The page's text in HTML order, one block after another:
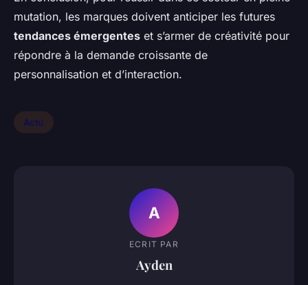
mutation, les marques doivent anticiper les futures
tendances émergentes et s’armer de créativité pour
répondre à la demande croissante de
personnalisation et d’interaction.
Actu
A
ECRIT PAR
Ayden